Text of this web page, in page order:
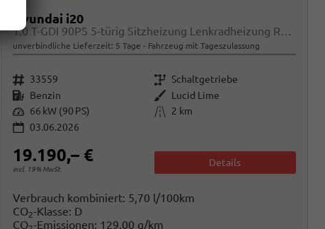
Hyundai i20
1.0 T-GDI 90PS 5-türig Sitzheizung Lenkradheizung Rückf.Kamera PDC Klima Apple CarPlay Android Auto Tempomat Touchscreen
unverbindliche Lieferzeit: 5 Tage Fahrzeug mit Tageszulassung
Fahrzeugnr. 33559 Getriebe Schaltgetriebe
Kraftstoff Benzin Außenfarbe Lucid Lime
Leistung 66 kW (90 PS) Kilometerstand
2 km
03.06.2026
19.190,– €
incl. 19% MwSt.
Details
Verbrauch kombiniert: 5,70 l/100km
CO2-Klasse: D
CO -Emissionen: 129,00 g/km